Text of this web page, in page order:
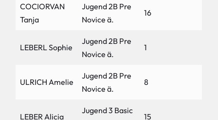
COCIORVAN
Tanja
Jugend 2B Pre
Novice ä.
16
LEBERL Sophie
Jugend 2B Pre
Novice ä.
1
ULRICH Amelie
Jugend 2B Pre
Novice ä.
8
LEBER Alicia
Jugend 3 Basic
15